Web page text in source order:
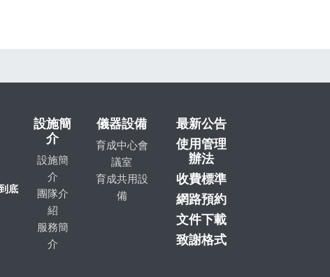
底
設施簡
介
設施簡
介
團隊介
紹
服務簡
介
儀器設備
育成中心會
議室
育成共用設
備
最新公告
使用管理
辦法
收費標準
網路預約
文件下載
致謝格式